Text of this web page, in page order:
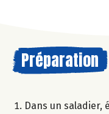
Préparation
Dans un saladier,